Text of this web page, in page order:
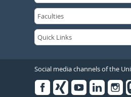
Social media channels of the